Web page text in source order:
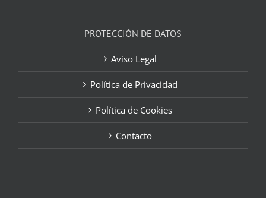
PROTECCIÓN DE DATOS
Aviso Legal
Política de Privacidad
Política de Cookies
Contacto